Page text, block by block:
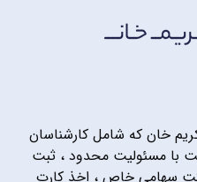
خان که شامل کارشناسان
با مسئولیت محدود ، ثبت
سهامی خاص ، اخذ کارت